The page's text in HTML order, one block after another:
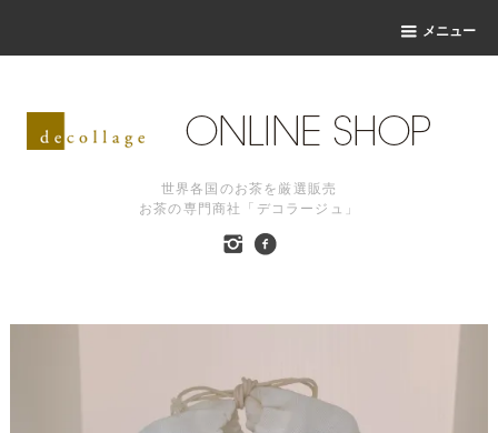
メニュー
世界各国のお茶を厳選販売
お茶の専門商社「デコラージュ」